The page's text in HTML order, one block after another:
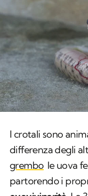
I crotali sono
differenza degli
grembo le uova
partorendo i